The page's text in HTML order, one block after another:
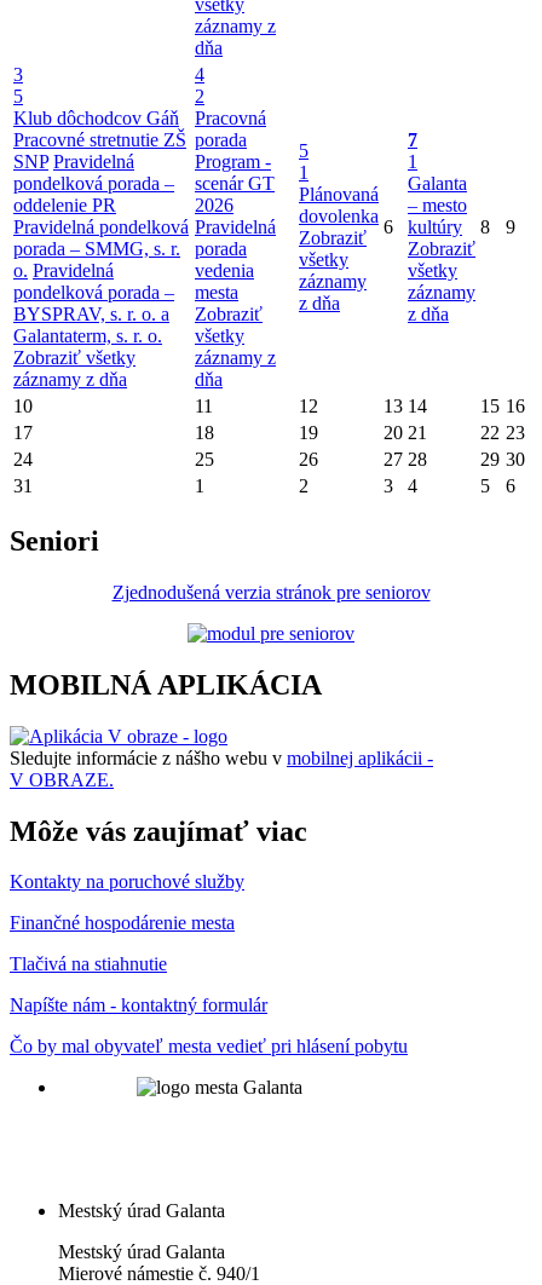
všetky
záznamy z
dňa
3
5
Klub dôchodcov Gáň
Pracovné stretnutie ZŠ
SNP Pravidelná
pondelková porada –
oddelenie PR
Pravidelná pondelková
porada – SMMG, s. r.
o. Pravidelná
pondelková porada –
BYSPRAV, s. r. o. a
Galantaterm, s. r. o.
Zobraziť všetky
záznamy z dňa
4
2
Pracovná
porada
Program -
scenár GT
2026
Pravidelná
porada
vedenia
mesta
Zobraziť
všetky
záznamy z
dňa
5
1
Plánovaná
dovolenka
Zobraziť
všetky
záznamy
z dňa
6
7
1
Galanta
– mesto
kultúry
Zobraziť
všetky
záznamy
z dňa
8 9
10 11 12 13 14 15 16
17
18 19 20 21 22 23
24
25 26 27 28 29 30
31
1 2 3 4 5 6
Seniori
Zjednodušená verzia stránok pre seniorov
MOBILNÁ APLIKÁCIA
Sledujte informácie z nášho webu v mobilnej aplikácii -
V OBRAZE.
Môže vás zaujímať viac
Kontakty na poruchové služby
Finančné hospodárenie mesta
Tlačivá na stiahnutie
Napíšte nám - kontaktný formulár
Čo by mal obyvateľ mesta vedieť pri hlásení pobytu
Mestský úrad Galanta
Mestský úrad Galanta
Mierové námestie č. 940/1